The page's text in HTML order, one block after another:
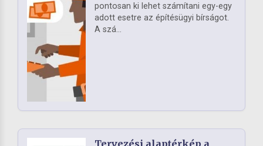
pontosan ki lehet számítani egy-egy
adott esetre az építésügyi bírságot.
A szá...
Tervezési alaptérkép a